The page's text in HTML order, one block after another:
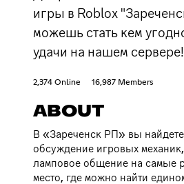
игры в Roblox
можешь стать кем
удачи на нашем сервере!
2,374 Online 16,987 Members
ABOUT
В «Зареченск РП» вы
обсуждение игровых
ламповое общение на самые
место, где можно найти